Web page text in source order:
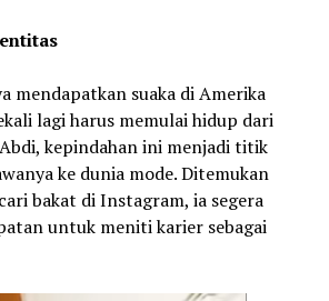
mendapatkan suaka di Amerika
lagi harus memulai hidup dari
kepindahan ini menjadi titik
ke dunia mode. Ditemukan
bakat di Instagram, ia segera
untuk meniti karier sebagai